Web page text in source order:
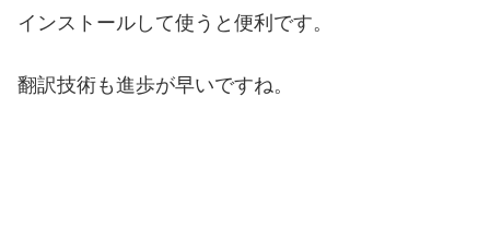
インストールして使うと便利です。
翻訳技術も進歩が早いですね。